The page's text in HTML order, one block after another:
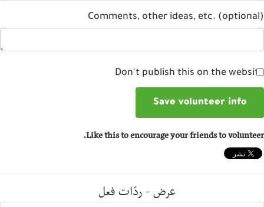
Comments, other ideas, etc.
Don't publish this on the
Like this to encourage your friends to
عرض - ردّات فعل